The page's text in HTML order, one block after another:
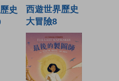
史
西遊世界歷史
大冒險8